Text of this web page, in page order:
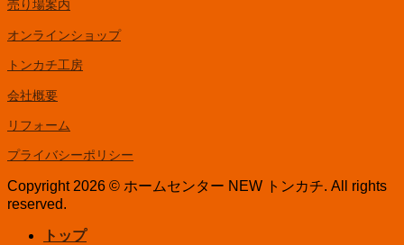
売り場案内
オンラインショップ
トンカチ工房
会社概要
リフォーム
プライバシーポリシー
Copyright 2026 © ホームセンター NEW トンカチ. All rights
reserved.
トップ